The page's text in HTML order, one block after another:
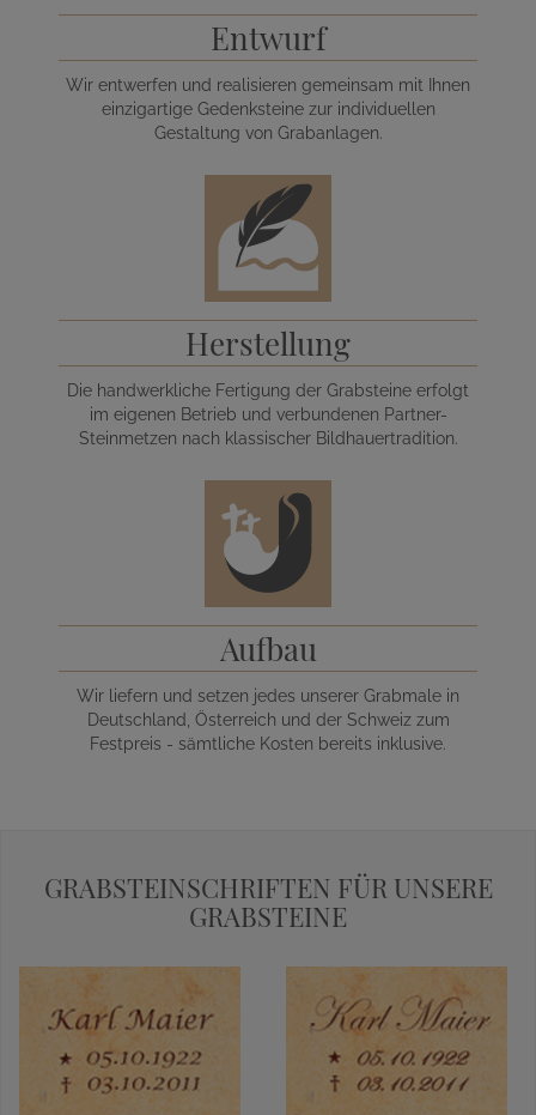
Entwurf
Wir entwerfen und realisieren gemeinsam mit Ihnen
einzigartige Gedenksteine zur individuellen
Gestaltung von Grabanlagen.
Herstellung
Die handwerkliche Fertigung der Grabsteine erfolgt
im eigenen Betrieb und verbundenen Partner-
Steinmetzen nach klassischer Bildhauertradition.
Aufbau
Wir liefern und setzen jedes unserer Grabmale in
Deutschland, Österreich und der Schweiz zum
Festpreis - sämtliche Kosten bereits inklusive.
GRABSTEINSCHRIFTEN FÜR UNSERE
GRABSTEINE